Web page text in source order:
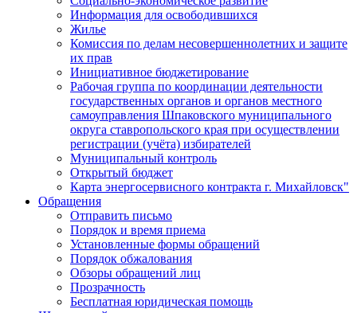
Информация для освободившихся
Жилье
Комиссия по делам несовершеннолетних и защите
их прав
Инициативное бюджетирование
Рабочая группа по координации деятельности
государственных органов и органов местного
самоуправления Шпаковского муниципального
округа ставропольского края при осуществлении
регистрации (учёта) избирателей
Муниципальный контроль
Открытый бюджет
Карта энергосервисного контракта г. Михайловск"
Обращения
Отправить письмо
Порядок и время приема
Установленные формы обращений
Порядок обжалования
Обзоры обращений лиц
Прозрачность
Бесплатная юридическая помощь